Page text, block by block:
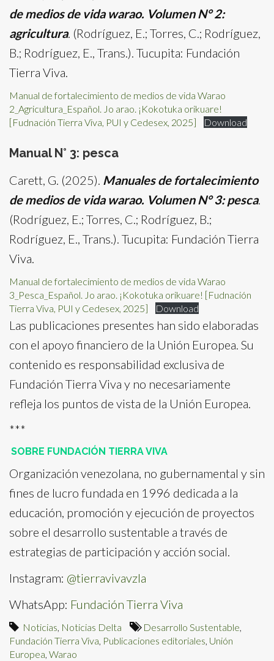
de medios de vida warao. Volumen N° 2:
agricultura. (Rodríguez, E.; Torres, C.; Rodríguez,
B.; Rodríguez, E., Trans.). Tucupita: Fundación
Tierra Viva.
Manual de fortalecimiento de medios de vida Warao
2_Agricultura_Español. Jo arao. ¡Kokotuka orikuare!
[Fudnación Tierra Viva, PUI y Cedesex, 2025]
Download
Manual N° 3: pesca
Carett, G. (2025). Manuales de fortalecimiento
de medios de vida warao. Volumen N° 3: pesca.
(Rodríguez, E.; Torres, C.; Rodríguez, B.;
Rodríguez, E., Trans.). Tucupita: Fundación Tierra
Viva.
Manual de fortalecimiento de medios de vida Warao
3_Pesca_Español. Jo arao. ¡Kokotuka orikuare! [Fudnación
Tierra Viva, PUI y Cedesex, 2025]
Download
Las publicaciones presentes han sido elaboradas
con el apoyo financiero de la Unión Europea. Su
contenido es responsabilidad exclusiva de
Fundación Tierra Viva y no necesariamente
refleja los puntos de vista de la Unión Europea.
***
SOBRE FUNDACIÓN TIERRA VIVA
Organización venezolana, no gubernamental y sin
fines de lucro fundada en 1996 dedicada a la
educación, promoción y ejecución de proyectos
sobre el desarrollo sustentable a través de
estrategias de participación y acción social.
Instagram: @tierravivavzla
WhatsApp: Fundación Tierra Viva
Noticias, Noticias Delta Desarrollo Sustentable,
Fundación Tierra Viva, Publicaciones editoriales, Unión
Europea, Warao